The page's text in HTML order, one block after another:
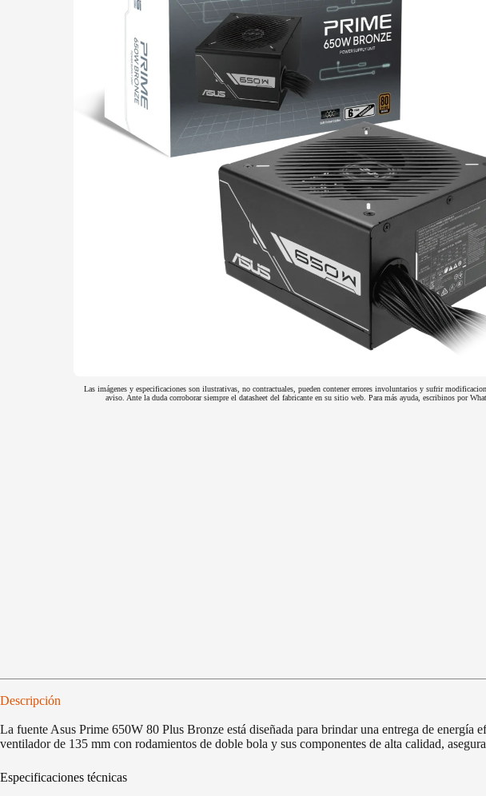
Las imágenes y especificaciones son ilustrativas, no contractuales, pueden contener errores involuntarios y sufrir
aviso. Ante la duda corroborar siempre el datasheet del fabricante en su sitio web. Para más ayuda, escribinos por
Descripción
La fuente Asus Prime 650W 80 Plus Bronze está diseñada para brindar una entrega de
ventilador de 135 mm con rodamientos de doble bola y sus componentes de alta calidad,
Especificaciones técnicas